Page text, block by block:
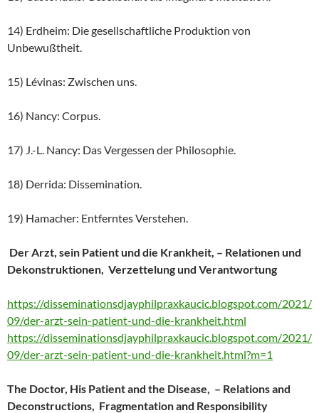
14) Erdheim: Die gesellschaftliche Produktion von
Unbewußtheit.
15) Lévinas: Zwischen uns.
16) Nancy: Corpus.
17) J.-L. Nancy: Das Vergessen der Philosophie.
18) Derrida: Dissemination.
19) Hamacher: Entferntes Verstehen.
Der Arzt, sein Patient und die Krankheit, – Relationen und
Dekonstruktionen, Verzettelung und Verantwortung
https://disseminationsdjayphilpraxkaucic.blogspot.com/2021/
09/der-arzt-sein-patient-und-die-krankheit.html
https://disseminationsdjayphilpraxkaucic.blogspot.com/2021/
09/der-arzt-sein-patient-und-die-krankheit.html?m=1
The Doctor, His Patient and the Disease, – Relations and
Deconstructions, Fragmentation and Responsibility